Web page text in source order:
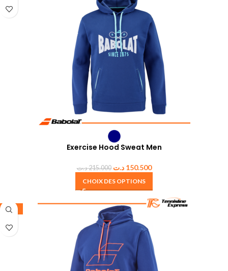
Exercise Hood Sweat Men
215.000د.ت 150.500 د.ت
CHOIX DES OPTIONS
-30%